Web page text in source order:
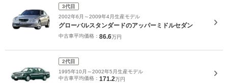
3代目
2002年6月～2009年4月生産モデル
グローバルスタンダードのアッパーミドルセダン
中古車平均価格： 86.6万円
2代目
1995年10月～2002年5月生産モデル
中古車平均価格： 171.2万円